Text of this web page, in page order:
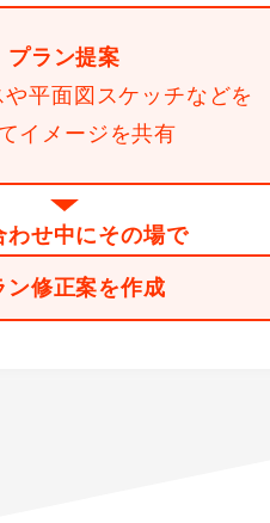
プラン提案
平面図スケッチなどを
イメージを共有
わせ中にその場で
ン修正案を作成